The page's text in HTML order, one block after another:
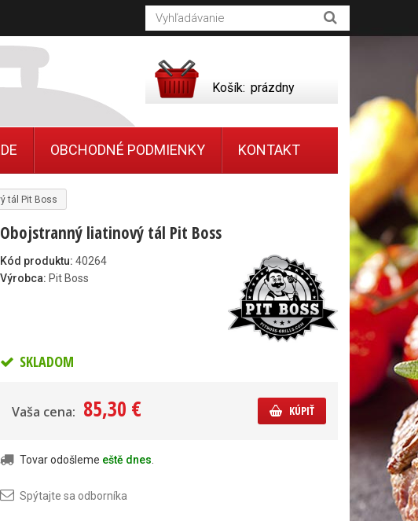
tál Pit Boss
Obojstranný liatinový tál Pit Boss
Kód produktu: 40264
Výrobca: Pit Boss
SKLADOM
Vaša cena: 85,30 € KÚPIŤ
Tovar odošleme eště dnes.
Spýtajte sa odborníka
Košík: prázdny
OBCHODNÉ PODMIENKY KONTAKT